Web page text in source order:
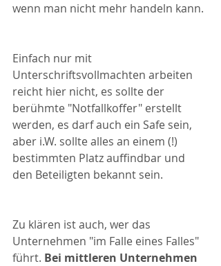
wenn man nicht mehr handeln kann.
Einfach nur mit
Unterschriftsvollmachten arbeiten
reicht hier nicht, es sollte der
berühmte "Notfallkoffer" erstellt
werden, es darf auch ein Safe sein,
aber i.W. sollte alles an einem (!)
bestimmten Platz auffindbar und
den Beteiligten bekannt sein.
Zu klären ist auch, wer das
Unternehmen "im Falle eines Falles"
führt. Bei mittleren Unternehmen